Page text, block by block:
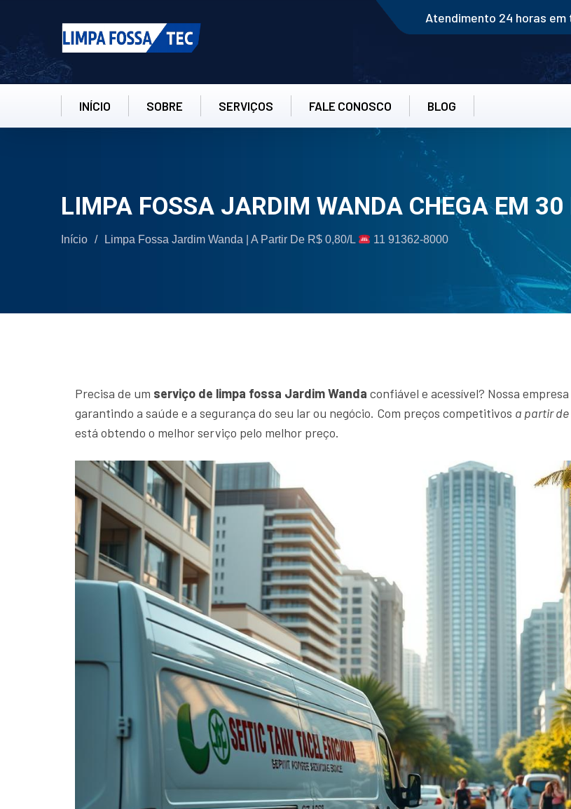
Atendimento 24 horas em
INÍCIO SOBRE SERVIÇOS FALE CONOSCO BLOG
LIMPA FOSSA JARDIM WANDA CHEGA EM 30
Início / Limpa Fossa Jardim Wanda | A Partir De R$ 0,80/L 11 91362-8000
Precisa de um serviço de limpa fossa Jardim Wanda confiável e acessível? Nossa
garantindo a saúde e a segurança do seu lar ou negócio. Com preços competitivos a partir
está obtendo o melhor serviço pelo melhor preço.